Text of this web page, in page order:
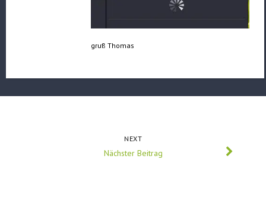
gruß Thomas
NEXT
Nächster Beitrag